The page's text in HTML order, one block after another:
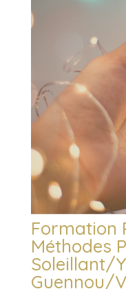
Formation
Méthodes
Soleillant/
Guennou/